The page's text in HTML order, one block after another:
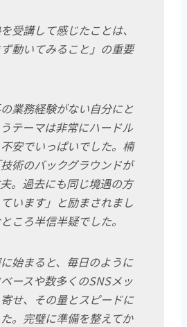
受講して感じたことは、
ず動いてみること」の重要
業務経験がない自分にと
テーマは非常にハードル
安でいっぱいでした。楠
術のバックグラウンドが
。過去にも同じ境遇の方
います」と励まされまし
ころ半信半疑でした。
始まると、毎日のように
ースや数多くのSNSメッ
せ、その量とスピードに
。完璧に準備を整えてか